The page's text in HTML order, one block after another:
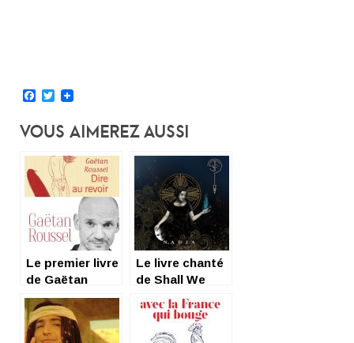
Facebook
Twitter
Vous Aimerez Aussi
Le premier livre
de Gaëtan
Roussel à la
Maison de la
Poésie
Le livre chanté
de Shall We
Fall, Nadja 8
titres
surréalistes